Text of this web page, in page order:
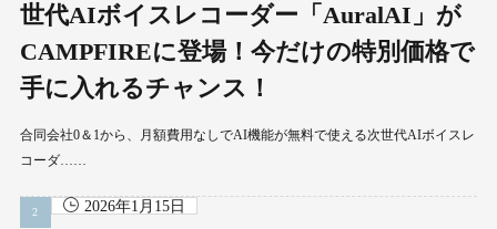
世代AIボイスレコーダー「AuralAI」が
CAMPFIREに登場！今だけの特別価格で
手に入れるチャンス！
合同会社0＆1から、月額費用なしでAI機能が無料で使える次世代AIボイスレ
コーダ……
2026年1月15日